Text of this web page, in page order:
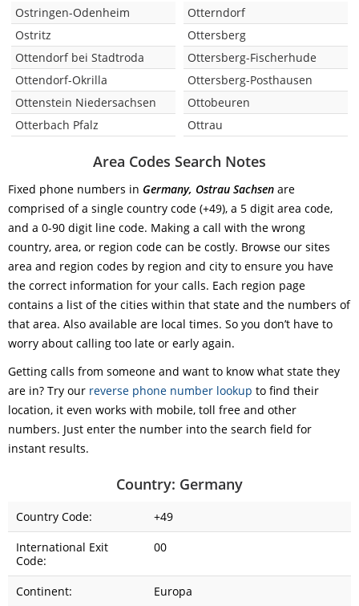
Ostringen-Odenheim
Ostritz
Ottendorf bei Stadtroda
Ottendorf-Okrilla
Ottenstein Niedersachsen
Otterbach Pfalz
Otterndorf
Ottersberg
Ottersberg-Fischerhude
Ottersberg-Posthausen
Ottobeuren
Ottrau
Area Codes Search Notes
Fixed phone numbers in Germany, Ostrau Sachsen are
comprised of a single country code (+49), a 5 digit area code,
and a 0-90 digit line code. Making a call with the wrong
country, area, or region code can be costly. Browse our sites
area and region codes by region and city to ensure you have
the correct information for your calls. Each region page
contains a list of the cities within that state and the numbers of
that area. Also available are local times. So you don’t have to
worry about calling too late or early again.
Getting calls from someone and want to know what state they
are in? Try our reverse phone number lookup to find their
location, it even works with mobile, toll free and other
numbers. Just enter the number into the search field for
instant results.
Country: Germany
Country Code:
+49
International Exit
Code:
00
Continent:
Europa